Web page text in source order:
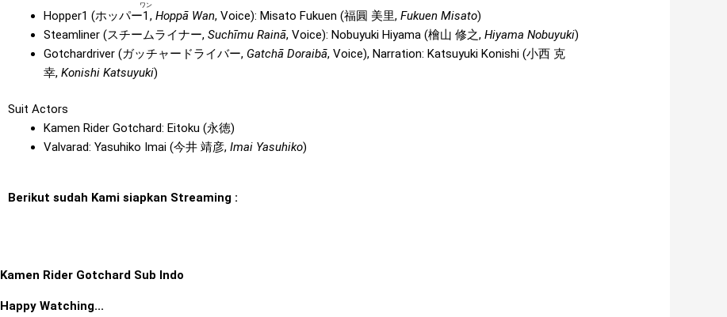
Hopper1 (ホッパー1
ワン
, Hoppā Wan, Voice): Misato Fukuen (福圓 美里, Fukuen Misato)
Steamliner (スチームライナー, Suchīmu Rainā, Voice): Nobuyuki Hiyama (檜山 修之, Hiyama Nobuyuki)
Gotchardriver (ガッチャードライバー, Gatchā Doraibā, Voice), Narration: Katsuyuki Konishi (小西 克
幸, Konishi Katsuyuki)
Suit Actors
Kamen Rider Gotchard: Eitoku (永徳)
Valvarad: Yasuhiko Imai (今井 靖彦, Imai Yasuhiko)
Berikut sudah Kami siapkan Streaming :
Kamen Rider Gotchard Sub Indo
Happy Watching...